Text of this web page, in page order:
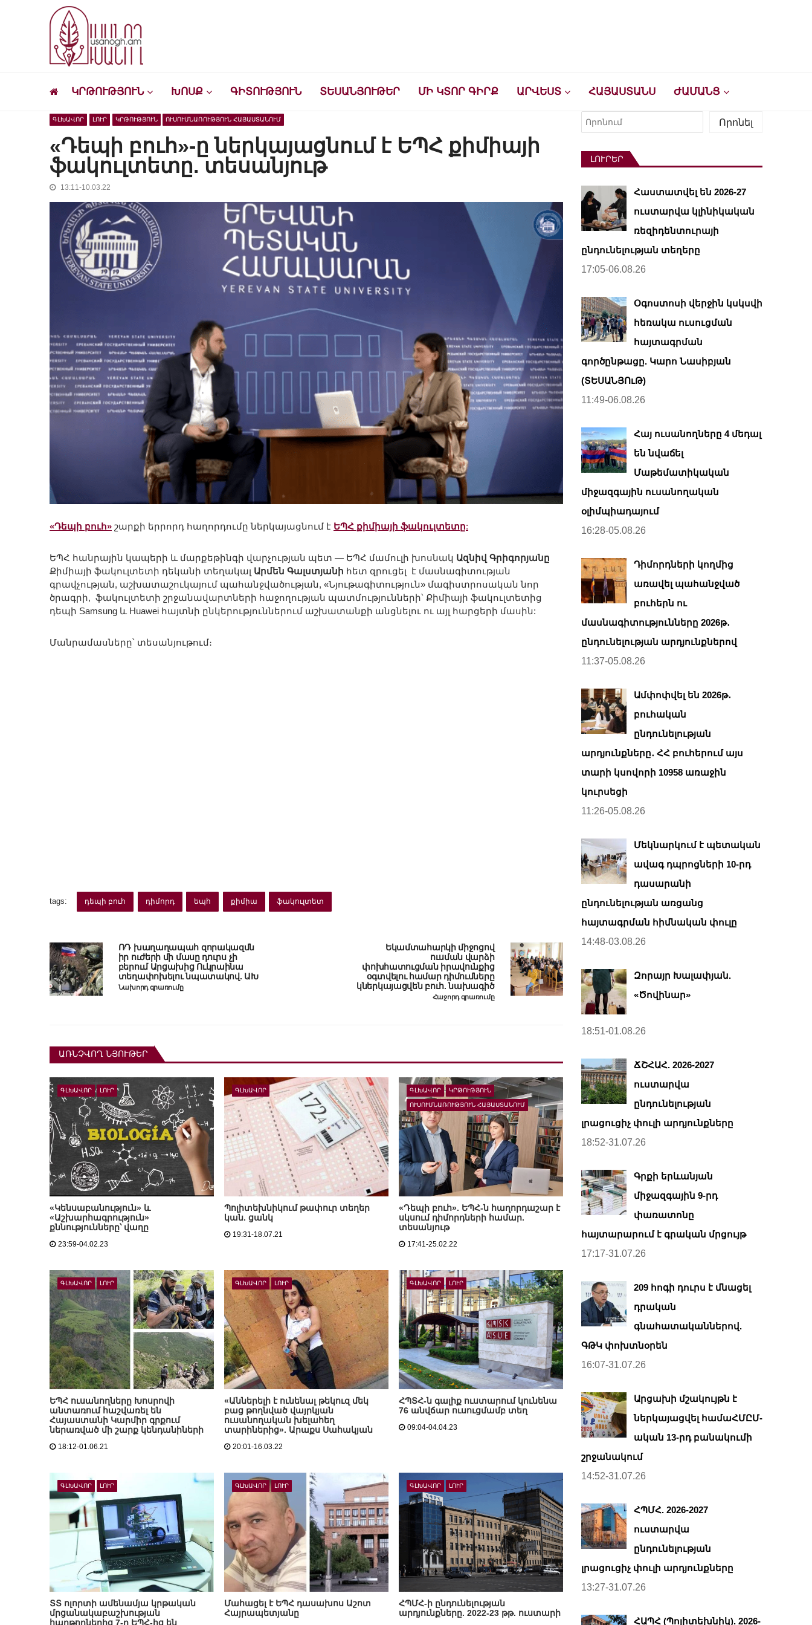
ԿՐԹՈՒԹՅՈՒՆ ԽՈՍՔ ԳԻՏՈՒԹՅՈՒՆ ՏԵՍԱՆՅՈՒԹԵՐ ՄԻ ԿՏՈՐ ԳԻՐՔ ԱՐՎԵՍՏ ՀԱՅԱՍՏԱՆՍ ԺԱՄԱՆՑ
ԳԼԽԱՎՈՐ ԼՈՒՐ ԿՐԹՈՒԹՅՈՒՆ ՈՒՍՈՒՄՆԱՌՈՒԹՅՈՒՆ ՀԱՅԱՍՏԱՆՈՒՄ
«Դեպի բուհ»-ը ներկայացնում է ԵՊՀ քիմիայի
ֆակուլտետը. տեսանյութ
13:11-10.03.22
«Դեպի բուհ» շարքի երրորդ հաղորդումը ներկայացնում է ԵՊՀ քիմիայի ֆակուլտետը:
ԵՊՀ հանրային կապերի և մարքեթինգի վարչության պետ — ԵՊՀ մամուլի խոսնակ Ազնիվ Գրիգորյանը
Քիմիայի ֆակուլտետի դեկանի տեղակալ Արմեն Գալստյանի հետ զրուցել է մասնագիտության
գրավչության, աշխատաշուկայում պահանջվածության, «Նյութագիտություն» մագիստրոսական նոր
ծրագրի, ֆակուլտետի շրջանավարտների հաջողության պատմությունների՝ Քիմիայի ֆակուլտետից
դեպի Samsung և Huawei հայտնի ընկերություններում աշխատանքի անցնելու ու այլ հարցերի մասին:
Մանրամասները՝ տեսանյութում։
tags: դեպի բուհ դիմորդ եպհ քիմիա ֆակուլտետ
ՌԴ խաղաղապահ զորակազմն
իր ուժերի մի մասը դուրս չի
բերում Արցախից Ուկրաինա
տեղափոխելու նպատակով. ԱԽ
Նախորդ գրառումը
Եկամտահարկի միջոցով
ուսման վարձի
փոխհատուցման իրավունքից
օգտվելու համար դիմումները
կներկայացվեն բուհ. նախագիծ
Հաջորդ գրառումը
ԱՌՆՉՎՈՂ ՆՅՈՒԹԵՐ
ԳԼԽԱՎՈՐ ԼՈՒՐ
«Կենսաբանություն» և
«Աշխարհագրություն»
քննությունները՝ վաղը
23:59-04.02.23
ԳԼԽԱՎՈՐ
Պոլիտեխնիկում թափուր տեղեր
կան. ցանկ
19:31-18.07.21
ԳԼԽԱՎՈՐ ԿՐԹՈՒԹՅՈՒՆ
ՈՒՍՈՒՄՆԱՌՈՒԹՅՈՒՆ ՀԱՅԱՍՏԱՆՈՒՄ
«Դեպի բուհ». ԵՊՀ-ն հաղորդաշար է
սկսում դիմորդների համար.
տեսանյութ
17:41-25.02.22
ԳԼԽԱՎՈՐ ԼՈՒՐ
ԵՊՀ ուսանողները Խոսրովի
անտառում հաշվառել են
Հայաստանի Կարմիր գրքում
ներառված մի շարք կենդանիների
18:12-01.06.21
ԳԼԽԱՎՈՐ ԼՈՒՐ
«Աններելի է ունենալ թեկուզ մեկ
բաց թողնված վայրկյան
ուսանողական խելահեղ
տարիներից». Արաքս Սահակյան
20:01-16.03.22
ԳԼԽԱՎՈՐ ԼՈՒՐ
ՀՊՏՀ-ն գալիք ուստարում կունենա
76 անվճար ուսուցմամբ տեղ
09:04-04.04.23
ԳԼԽԱՎՈՐ ԼՈՒՐ
ՏՏ ոլորտի ամենամյա կրթական
մրցանակաբաշխության
հաղթողներից 7-ը ԵՊՀ-ից են
ԳԼԽԱՎՈՐ ԼՈՒՐ
Մահացել է ԵՊՀ դասախոս Աշոտ
Հայրապետյանը
ԳԼԽԱՎՈՐ ԼՈՒՐ
ՀՊՄՀ-ի ընդունելության
արդյունքները. 2022-23 թթ. ուստարի
Որոնել
Որոնել
ԼՈՒՐԵՐ
Հաստատվել են 2026-27
ուստարվա կլինիկական
ռեզիդենտուրայի
ընդունելության տեղերը
17:05-06.08.26
Օգոստոսի վերջին կսկսվի
հեռակա ուսուցման
հայտագրման
գործընթացը. Կարո Նասիբյան
(ՏԵՍԱՆՅՈւԹ)
11:49-06.08.26
Հայ ուսանողները 4 մեդալ
են նվաճել
Մաթեմատիկական
միջազգային ուսանողական
օլիմպիադայում
16:28-05.08.26
Դիմորդների կողմից
առավել պահանջված
բուհերն ու
մասնագիտությունները 2026թ․
ընդունելության արդյունքներով
11:37-05.08.26
Ամփոփվել են 2026թ․
բուհական
ընդունելության
արդյունքները․ ՀՀ բուհերում այս
տարի կսովորի 10958 առաջին
կուրսեցի
11:26-05.08.26
Մեկնարկում է պետական
ավագ դպրոցների 10-րդ
դասարանի
ընդունելության առցանց
հայտագրման հիմնական փուլը
14:48-03.08.26
Զորայր Խալափյան.
«Ծովինար»
18:51-01.08.26
ՃՇՀԱՀ. 2026-2027
ուստարվա
ընդունելության
լրացուցիչ փուլի արդյունքները
18:52-31.07.26
Գրքի երևանյան
միջազգային 9-րդ
փառատոնը
հայտարարում է գրական մրցույթ
17:17-31.07.26
209 հոգի դուրս է մնացել
դրական
գնահատականներով.
ԳԹԿ փոխտնօրեն
16:07-31.07.26
Արցախի մշակույթն է
ներկայացվել համաՀՄԸՄ-
ական 13-րդ բանակումի
շրջանակում
14:52-31.07.26
ՀՊՄՀ. 2026-2027
ուստարվա
ընդունելության
լրացուցիչ փուլի արդյունքները
13:27-31.07.26
ՀԱՊՀ (Պոլիտեխնիկ). 2026-